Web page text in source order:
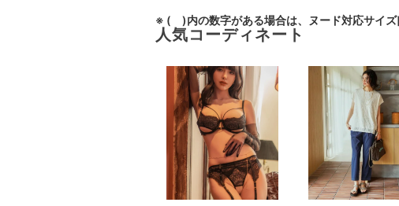
※ ( )内の数字がある場合は、ヌード対応サイズ[
人気コーディネート